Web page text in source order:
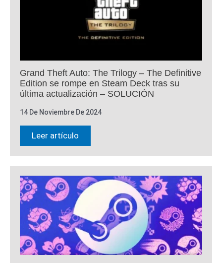
Grand Theft Auto: The Trilogy – The Definitive
Edition se rompe en Steam Deck tras su
última actualización – SOLUCIÓN
14 De Noviembre De 2024
Leer artículo